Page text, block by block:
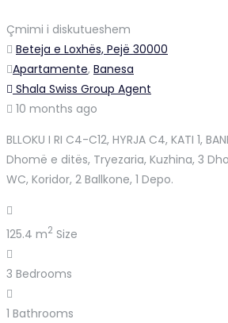
Çmimi i diskutueshem
Beteja e Loxhës, Pejë 30000
Apartamente, Banesa
Shala Swiss Group Agent
10 months ago
BLLOKU I RI C4-C12, HYRJA C4, KATI 1,
Dhomë e ditës, Tryezaria, Kuzhina, 3
WC, Koridor, 2 Ballkone, 1 Depo.
125.4 m2 Size
3 Bedrooms
1 Bathrooms